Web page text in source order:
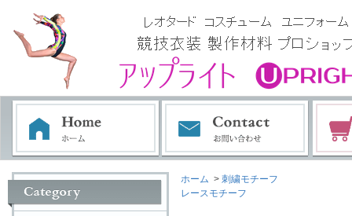
ホーム > 刺繍モチーフ
レースモチーフ